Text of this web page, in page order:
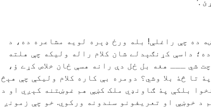
ده چې راغلې! بله ورځ ډېره لويه مشاعره ده، د
داسې کړنګېدلے شان کلام راله وليکه چې هلته
شي ـــ هغه بل ځل دې رانه هسې ځان خلاص کړے ؤ،
څۀ بلا وشي؟ دومره بې کاره کلام وليکې چې هېڅ
بلکې پۀ ګاونډي ملک کښې هم غوښتنه کېږي او د
خوښې او تعريفونو سندونه ورکوي. خو چې زمونږ